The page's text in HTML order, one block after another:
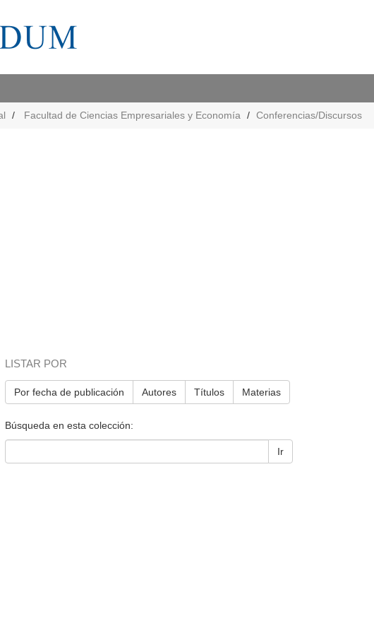
Facultad de Ciencias Empresariales y Economía Conferencias/Discursos
LISTAR POR
Por fecha de publicación Autores Títulos Materias
Búsqueda en esta colección:
Ir